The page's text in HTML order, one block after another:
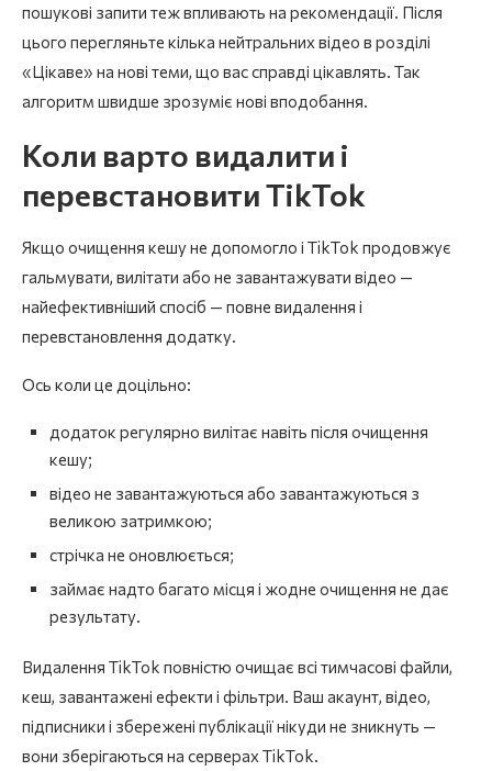
пошукові запити теж впливають на рекомендації. Після
цього перегляньте кілька нейтральних відео в розділі
«Цікаве» на нові теми, що вас справді цікавлять. Так
алгоритм швидше зрозуміє нові вподобання.
Коли варто видалити і
перевстановити TikTok
Якщо очищення кешу не допомогло і TikTok продовжує
гальмувати, вилітати або не завантажувати відео —
найефективніший спосіб — повне видалення і
перевстановлення додатку.
Ось коли це доцільно:
додаток регулярно вилітає навіть після очищення
кешу;
відео не завантажуються або завантажуються з
великою затримкою;
стрічка не оновлюється;
займає надто багато місця і жодне очищення не дає
результату.
Видалення TikTok повністю очищає всі тимчасові файли,
кеш, завантажені ефекти і фільтри. Ваш акаунт, відео,
підписники і збережені публікації нікуди не зникнуть —
вони зберігаються на серверах TikTok.